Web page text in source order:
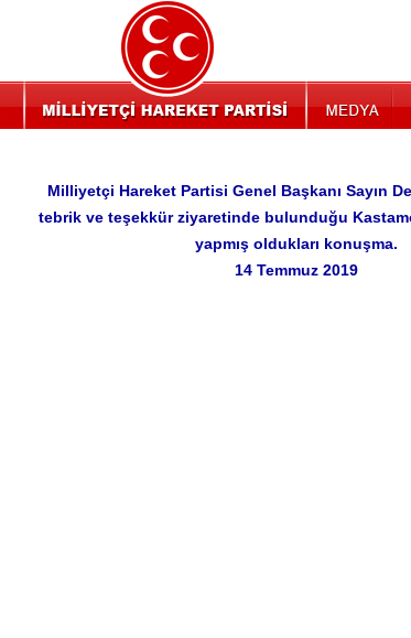
Milliyetçi Hareket Partisi Genel Başkanı Sayın
tebrik ve teşekkür ziyaretinde bulunduğu
yapmış oldukları konuşma.
14 Temmuz 2019